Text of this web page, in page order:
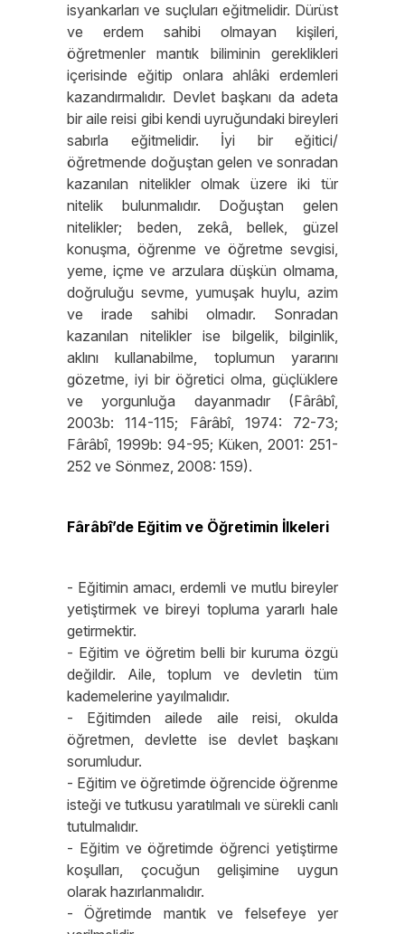
isyankarları ve suçluları eğitmelidir. Dürüst
ve erdem sahibi olmayan kişileri,
öğretmenler mantık biliminin gereklikleri
içerisinde eğitip onlara ahlâki erdemleri
kazandırmalıdır. Devlet başkanı da adeta
bir aile reisi gibi kendi uyruğundaki bireyleri
sabırla eğitmelidir. İyi bir eğitici/
öğretmende doğuştan gelen ve sonradan
kazanılan nitelikler olmak üzere iki tür
nitelik bulunmalıdır. Doğuştan gelen
nitelikler; beden, zekâ, bellek, güzel
konuşma, öğrenme ve öğretme sevgisi,
yeme, içme ve arzulara düşkün olmama,
doğruluğu sevme, yumuşak huylu, azim
ve irade sahibi olmadır. Sonradan
kazanılan nitelikler ise bilgelik, bilginlik,
aklını kullanabilme, toplumun yararını
gözetme, iyi bir öğretici olma, güçlüklere
ve yorgunluğa dayanmadır (Fârâbî,
2003b: 114-115; Fârâbî, 1974: 72-73;
Fârâbî, 1999b: 94-95; Küken, 2001: 251-
252 ve Sönmez, 2008: 159).
Fârâbî’de Eğitim ve Öğretimin İlkeleri
- Eğitimin amacı, erdemli ve mutlu bireyler
yetiştirmek ve bireyi topluma yararlı hale
getirmektir.
- Eğitim ve öğretim belli bir kuruma özgü
değildir. Aile, toplum ve devletin tüm
kademelerine yayılmalıdır.
- Eğitimden ailede aile reisi, okulda
öğretmen, devlette ise devlet başkanı
sorumludur.
- Eğitim ve öğretimde öğrencide öğrenme
isteği ve tutkusu yaratılmalı ve sürekli canlı
tutulmalıdır.
- Eğitim ve öğretimde öğrenci yetiştirme
koşulları, çocuğun gelişimine uygun
olarak hazırlanmalıdır.
- Öğretimde mantık ve felsefeye yer